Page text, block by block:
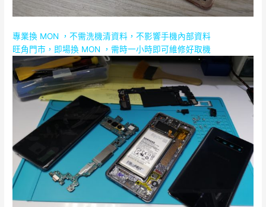
專業換 MON ，不需洗機清資料，不影響手機內部資料
旺角門市，即場換 MON ，需時一小時即可維修好取機